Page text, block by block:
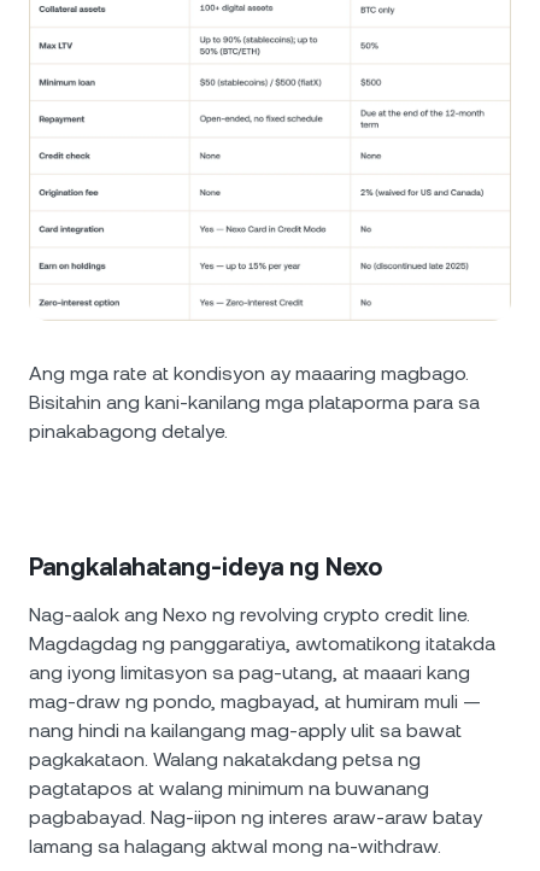
Ang mga rate at kondisyon ay maaaring magbago.
Bisitahin ang kani-kanilang mga plataporma para sa
pinakabagong detalye.
Pangkalahatang-ideya ng Nexo
Nag-aalok ang Nexo ng revolving crypto credit line.
Magdagdag ng panggaratiya, awtomatikong itatakda
ang iyong limitasyon sa pag-utang, at maaari kang
mag-draw ng pondo, magbayad, at humiram muli —
nang hindi na kailangang mag-apply ulit sa bawat
pagkakataon. Walang nakatakdang petsa ng
pagtatapos at walang minimum na buwanang
pagbabayad. Nag-iipon ng interes araw-araw batay
lamang sa halagang aktwal mong na-withdraw.